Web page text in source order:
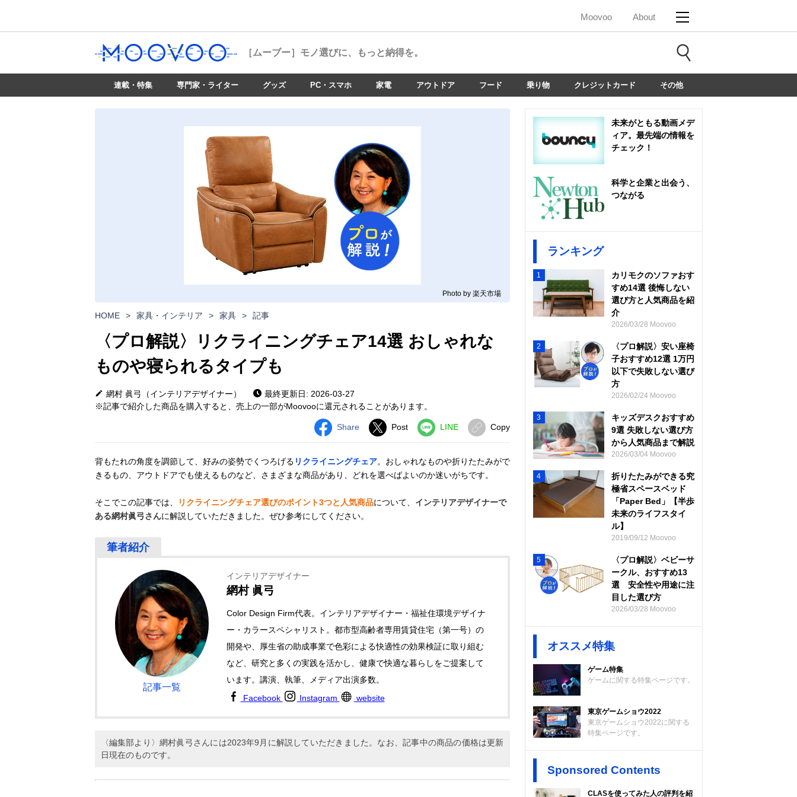
Moovoo About
［ムーブー］ モノ選びに、もっと納得を。
連載・特集 専門家・ライター グッズ PC・スマホ 家電 アウトドア フード 乗り物 クレジットカード その他
Photo by 楽天市場
HOME > 家具・インテリア > 家具 > 記事
〈プロ解説〉リクライニングチェア14選 おしゃれな
ものや寝られるタイプも
網村 眞弓（インテリアデザイナー）
最終更新日: 2026-03-27
※記事で紹介した商品を購入すると、売上の一部がMoovooに還元されることがあります。
Share Post LINE Copy
背もたれの角度を調節して、好みの姿勢でくつろげる リクライニングチェア。おしゃれなものや折りたたみがで
きるもの、アウトドアでも使えるものなど、さまざまな商品があり、どれを選べばよいのか迷いがちです。
そこでこの記事では、 リクライニングチェア選びのポイント3つと人気商品について、 インテリアデザイナーで
ある網村眞弓さんに解説していただきました。ぜひ参考にしてください。
記事一覧
インテリアデザイナー
網村 眞弓
Color Design Firm代表。インテリアデザイナー・福祉住環境デザイナ
ー・カラースペシャリスト。都市型高齢者専用賃貸住宅（第一号）の
開発や、厚生省の助成事業で色彩による快適性の効果検証に取り組む
など、研究と多くの実践を活かし、健康で快適な暮らしをご提案して
います。講演、執筆、メディア出演多数。
Facebook
Instagram website
〈編集部より〉網村眞弓さんには2023年9月に解説していただきました。なお、記事中の商品の価格は更新
日現在のものです。
未来がともる動画メデ
ィア。最先端の情報を
チェック！
科学と企業と出会う、
つながる
ランキング
1
カリモクのソファおす
すめ14選 後悔しない
選び方と人気商品を紹
介
2026/03/28 Moovoo
2
〈プロ解説〉安い座椅
子おすすめ12選 1万円
以下で失敗しない選び
方
2026/02/24 Moovoo
3
キッズデスクおすすめ
9選 失敗しない選び方
から人気商品まで解説
2026/03/04 Moovoo
4
折りたたみができる究
極省スペースベッド
「Paper Bed」【半歩
未来のライフスタイ
ル】
2019/09/12 Moovoo
5
〈プロ解説〉ベビーサ
ークル、おすすめ13
選 安全性や用途に注
目した選び方
2026/03/28 Moovoo
オススメ特集
ゲーム特集
ゲームに関する特集ページです。
東京ゲームショウ2022
東京ゲームショウ2022に関する
特集ページです。
Sponsored Contents
CLASを使ってみた人の評判を紹